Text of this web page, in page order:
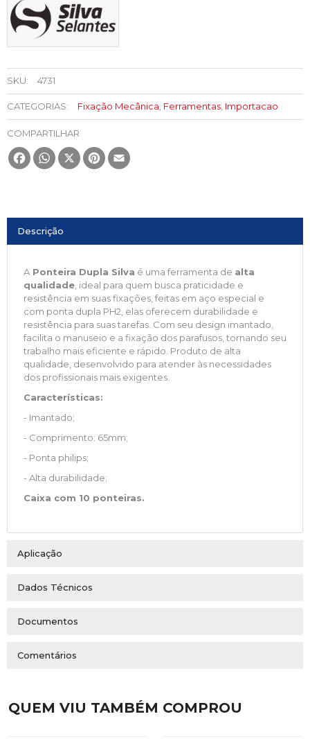
SKU: 4731
CATEGORIAS: Fixação Mecânica Ferramentas Importacao
COMPARTILHAR
FacebookWhatsApp
X Pinterest
Descrição
A Ponteira Dupla Silva é uma ferramenta de alta
qualidade , ideal para quem busca praticidade e
resistência em suas fixações, feitas em aço especial e
com ponta dupla PH2, elas oferecem durabilidade e
resistência para suas tarefas. Com seu design imantado,
facilita o manuseio e a fixação dos parafusos, tornando seu
trabalho mais eficiente e rápido. Produto de alta
qualidade, desenvolvido para atender às necessidades
dos profissionais mais exigentes.
Características:
- Imantado;
- Comprimento: 65mm;
- Ponta philips;
- Alta durabilidade;
Caixa com 10 ponteiras.
Aplicação
Dados Técnicos
Documentos
Comentários
QUEM VIU TAMBÉM COMPROU